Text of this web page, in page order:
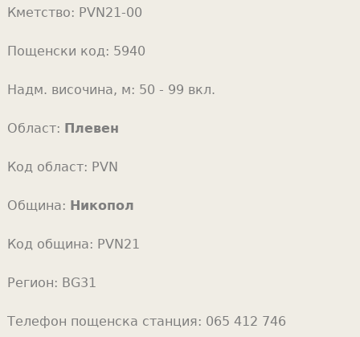
m
e
Кметство: PVN21-00
Пощенски код: 5940
Надм. височина, м: 50 - 99 вкл.
Област: Плевен
Код област: PVN
Община: Никопол
Код община: PVN21
Регион: BG31
Телефон пощенска станция: 065 412 746